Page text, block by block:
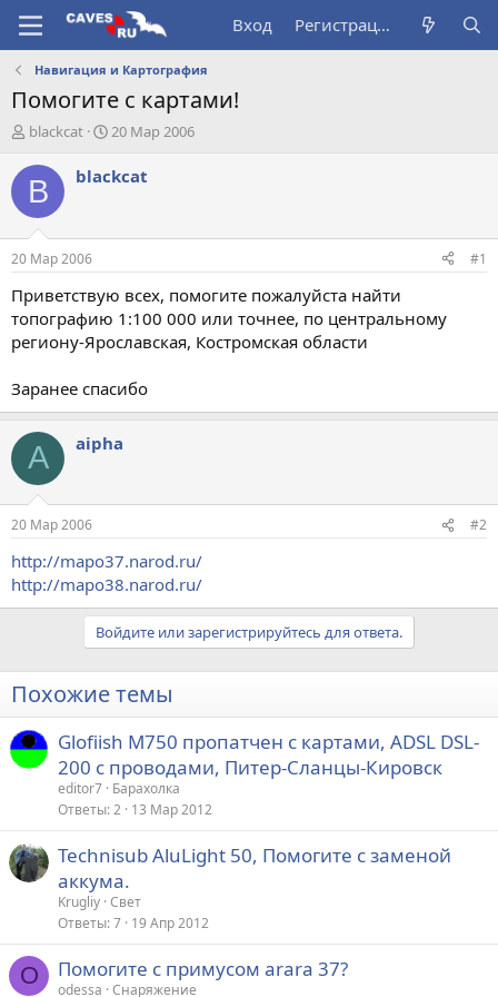
Вход Регистрация
Навигация и Картография
Помогите с картами!
А
т
о
т
е
м
ы
blackcat
Д
т
а
л
20 Мар 2006
B blackcat
20 Мар 2006 #1
Приветствую всех, помогите пожалуйста найти
топографию 1:100 000 или точнее, по центральному
региону-Ярославская, Костромская области
Заранее спасибо
A aipha
20 Мар 2006 #2
http://mapo37.narod.ru/
http://mapo38.narod.ru/
Войдите или зарегистрируйтесь для ответа.
Похожие темы
Glofiish М750 пропатчен с картами, ADSL DSL-
200 с проводами, Питер-Сланцы-Кировск
editor7 Барахолка
Ответы 2 13 Мар 2012
Technisub AluLight 50, Помогите с заменой
аккума.
Krugliy Свет
Ответы 7 19 Апр 2012
O Помогите с примусом arara 37?
odessa Снаряжение